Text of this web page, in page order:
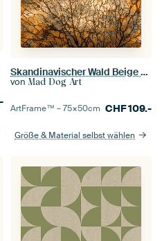
Skandinavischer Wald Beige Ocker
von Mad Dog Art
ArtFrame™ –75×50cm CHF109.-
Größe & Material selbst wählen